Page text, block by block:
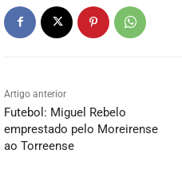
Artigo anterior
Futebol: Miguel Rebelo
emprestado pelo Moreirense
ao Torreense